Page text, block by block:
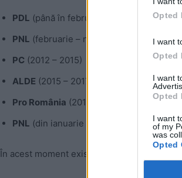
Opted
I want
Opted
I want
Opted
I want
of my
was
Opted
PDL (până în februarie 2012)
PNL (februarie – noiembrie 2012)
PC (2012 – 2015)
ALDE (2015 – 2017)
Pro România (2017 – decembrie 2019)
PNL (din ianuarie 2020).
În acest moment există 5 fruntași liberali